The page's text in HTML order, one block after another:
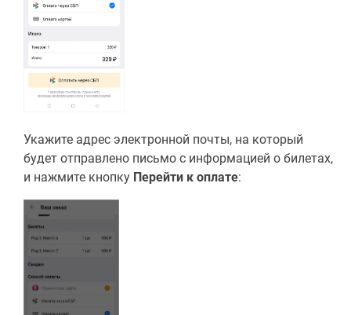
Укажите адрес электронной почты, на который
будет отправлено письмо с информацией о билетах,
и нажмите кнопку Перейти к оплате: